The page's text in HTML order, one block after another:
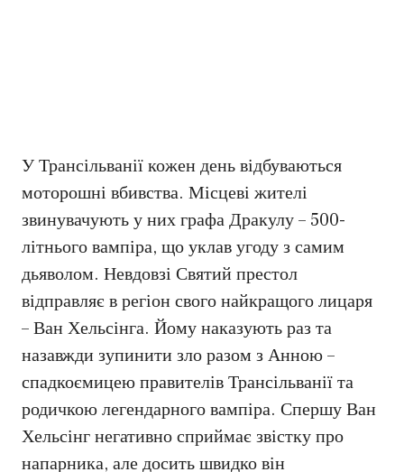
У Трансільванії кожен день відбуваються
моторошні вбивства. Місцеві жителі
звинувачують у них графа Дракулу – 500-
літнього вампіра, що уклав угоду з самим
дьяволом. Невдовзі Святий престол
відправляє в регіон свого найкращого лицаря
– Ван Хельсінга. Йому наказують раз та
назавжди зупинити зло разом з Анною –
спадкоємицею правителів Трансільванії та
родичкою легендарного вампіра. Спершу Ван
Хельсінг негативно сприймає звістку про
напарника, але досить швидко він